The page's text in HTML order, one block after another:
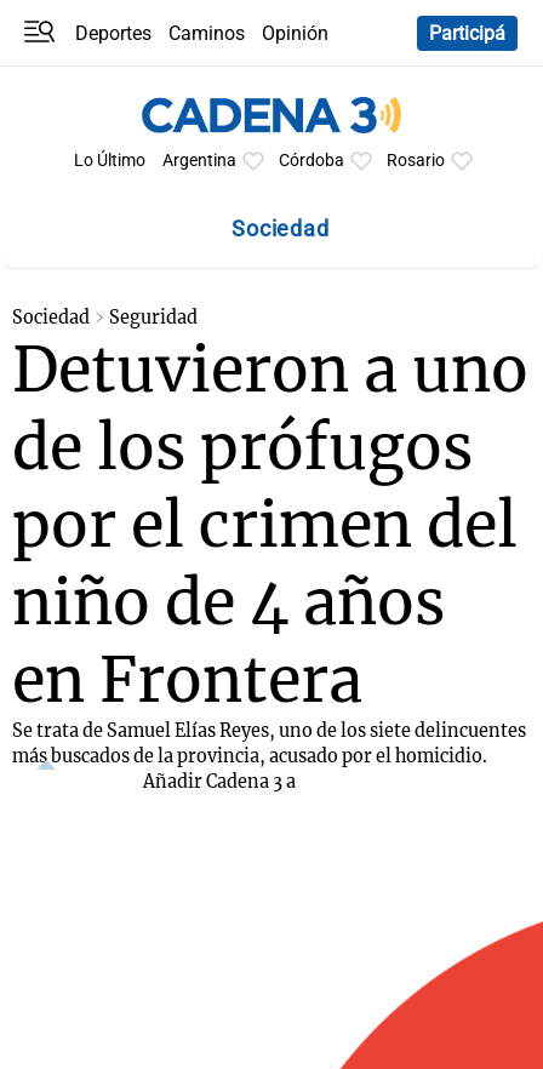
Deportes Caminos
Opinión
Participá
Lo Último Argentina Córdoba Rosario
Sociedad
Sociedad Seguridad
Detuvieron a uno
de los prófugos
por el crimen del
niño de 4 años
en Frontera
Se trata de Samuel Elías Reyes, uno de los siete delincuentes
más buscados de la provincia, acusado por el homicidio.
Añadir Cadena 3 a